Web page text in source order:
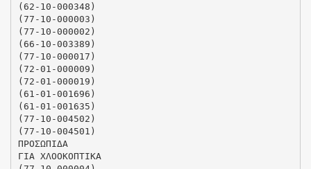
(62-10-000348)
(77-10-000003)
(77-10-000002)
(66-10-003389)
(77-10-000017)
(72-01-000009)
(72-01-000019)
(61-01-001696)
(61-01-001635)
(77-10-004502)
(77-10-004501)
ΠΡΟΣΩΠΙΔΑ
ΓΙΑ ΧΛΟΟΚΟΠΤΙΚΑ